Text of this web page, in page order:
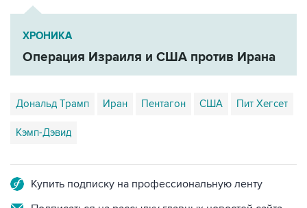
ХРОНИКА
Операция Израиля и США против Ирана
Дональд Трамп Иран Пентагон США Пит Хегсет
Кэмп-Дэвид
Купить подписку на профессиональную ленту